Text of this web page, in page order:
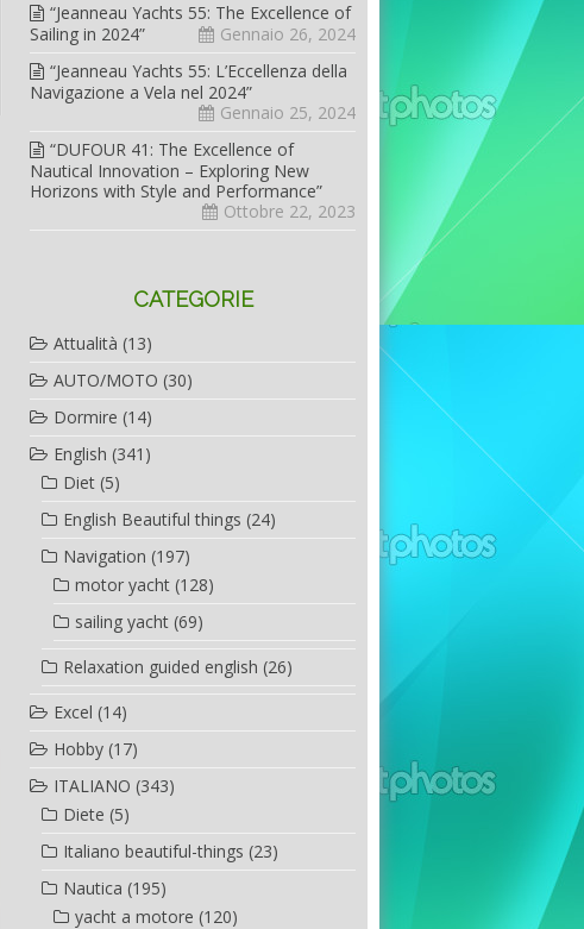
“Jeanneau Yachts 55: The Excellence of
Sailing in 2024”
Gennaio 26, 2024
“Jeanneau Yachts 55: L’Eccellenza della
Navigazione a Vela nel 2024”
Gennaio 25, 2024
“DUFOUR 41: The Excellence of
Nautical Innovation – Exploring New
Horizons with Style and Performance”
Ottobre 22, 2023
CATEGORIE
Attualità (13)
AUTO/MOTO (30)
Dormire (14)
English (341)
Diet (5)
English Beautiful things (24)
Navigation (197)
motor yacht (128)
sailing yacht (69)
Relaxation guided english (26)
Excel (14)
Hobby (17)
ITALIANO (343)
Diete (5)
Italiano beautiful-things (23)
Nautica (195)
yacht a motore (120)